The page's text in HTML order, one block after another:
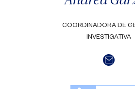
COORDINADORA DE
INVESTIGATIVA